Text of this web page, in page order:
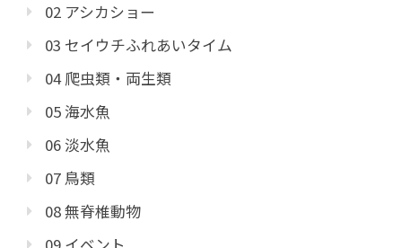
02 アシカショー
03 セイウチふれあいタイム
04 爬虫類・両生類
05 海水魚
06 淡水魚
07 鳥類
08 無脊椎動物